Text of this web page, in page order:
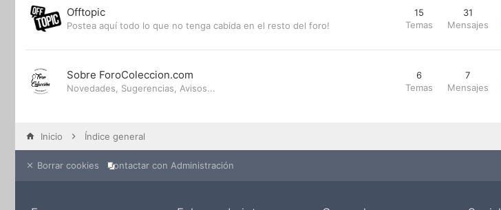
Offtopic
Postea aquí todo lo que no tenga cabida en el resto del foro!
15
Temas
31
Mensajes
Sobre ForoColeccion.com
Novedades, Sugerencias, Avisos...
6
Temas
7
Mensajes
Inicio Índice general
Borrar cookies Contactar con Administración